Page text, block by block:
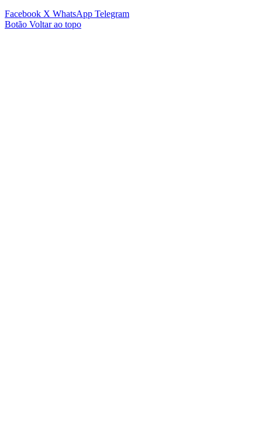
Facebook X WhatsApp Telegram
Botão Voltar ao topo